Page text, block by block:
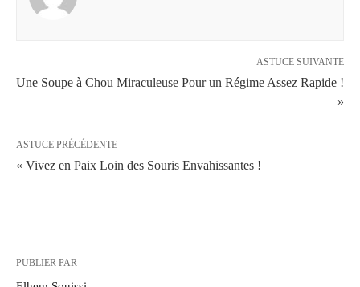
ASTUCE SUIVANTE
Une Soupe à Chou Miraculeuse Pour un Régime Assez Rapide !
»
ASTUCE PRÉCÉDENTE
« Vivez en Paix Loin des Souris Envahissantes !
PUBLIER PAR